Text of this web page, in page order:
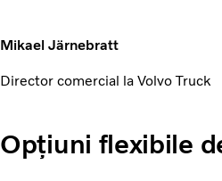
Mikael Järnebratt
Director comercial la Volvo Truck
Opțiuni flexibile